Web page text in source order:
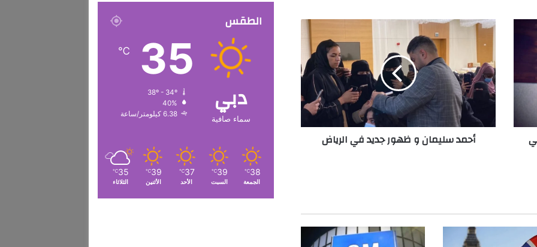
أ
د
س
ل
ي
ا
ج
د
أحمد سليمان و ظهور جديد في الرياض
الطقس
دبي
سماء صافية
35
℃
40%
6.38 كيلومتر/ساعة
38
℃
الجمعة
39
℃
السبت
37
℃
الأحد
39
℃
الأثنين
35
℃
الثلاثاء